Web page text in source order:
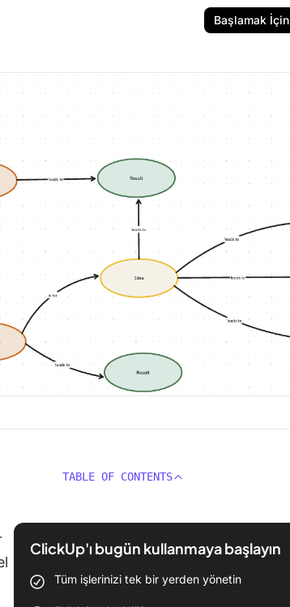
Başlamak İçin
TABLE OF CONTENTS
ClickUp'ı bugün kullanmaya başlayın
Tüm işlerinizi tek bir yerden yönetin